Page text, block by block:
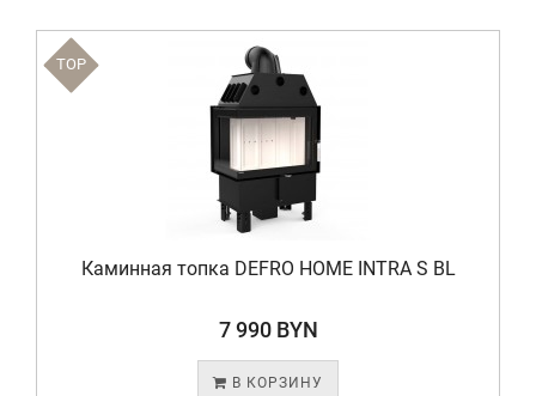
TOP
Каминная топка DEFRO HOME INTRA S BL
7 990 BYN
В КОРЗИНУ